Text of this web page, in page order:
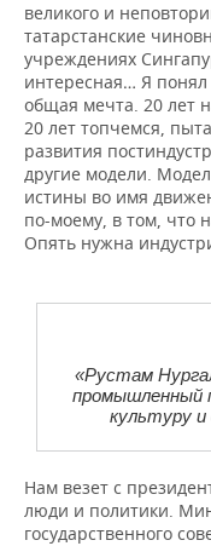
великого и
татарстанские
учреждениях
интересная… Я
общая мечта. 20 лет
20 лет топчемся,
развития
другие модели.
истины во имя
по-моему, в том, что
Опять нужна
«Рустам
промышленный
культуру
Нам везет с
люди и политики.
государственного